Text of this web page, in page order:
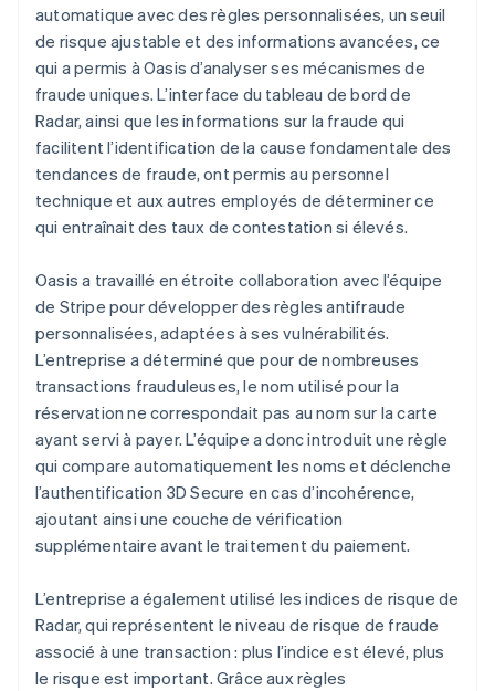
automatique avec des règles personnalisées, un seuil
de risque ajustable et des informations avancées, ce
qui a permis à Oasis d’analyser ses mécanismes de
fraude uniques. L’interface du tableau de bord de
Radar, ainsi que les informations sur la fraude qui
facilitent l’identification de la cause fondamentale des
tendances de fraude, ont permis au personnel
technique et aux autres employés de déterminer ce
qui entraînait des taux de contestation si élevés.
Oasis a travaillé en étroite collaboration avec l’équipe
de Stripe pour développer des règles antifraude
personnalisées, adaptées à ses vulnérabilités.
L’entreprise a déterminé que pour de nombreuses
transactions frauduleuses, le nom utilisé pour la
réservation ne correspondait pas au nom sur la carte
ayant servi à payer. L’équipe a donc introduit une règle
qui compare automatiquement les noms et déclenche
l’authentification 3D Secure en cas d’incohérence,
ajoutant ainsi une couche de vérification
supplémentaire avant le traitement du paiement.
L’entreprise a également utilisé les indices de risque de
Radar, qui représentent le niveau de risque de fraude
associé à une transaction : plus l’indice est élevé, plus
le risque est important. Grâce aux règles